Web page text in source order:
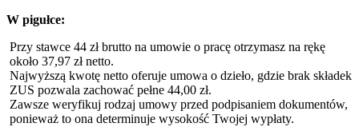
W pigułce:
Przy stawce 44 zł brutto na umowie o pracę otrzymasz na rękę
około 37,97 zł netto.
Najwyższą kwotę netto oferuje umowa o dzieło, gdzie brak składek
ZUS pozwala zachować pełne 44,00 zł.
Zawsze weryfikuj rodzaj umowy przed podpisaniem dokumentów,
ponieważ to ona determinuje wysokość Twojej wypłaty.